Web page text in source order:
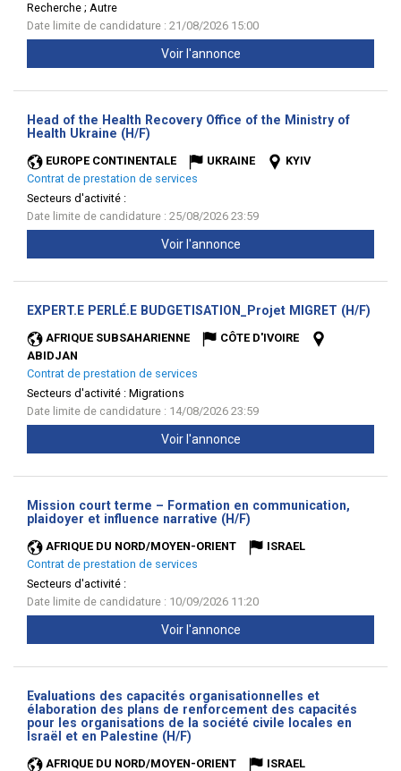
Recherche ; Autre
Date limite de candidature : 21/08/2026 15:00
Voir l'annonce
Head of the Health Recovery Office of the Ministry of
Health Ukraine (H/F)
EUROPE CONTINENTALE UKRAINE
KYIV
Contrat de prestation de services
Secteurs d'activité :
Date limite de candidature : 25/08/2026 23:59
Voir l'annonce
EXPERT.E PERLÉ.E BUDGETISATION_Projet MIGRET (H/F)
AFRIQUE SUBSAHARIENNE
CÔTE D'IVOIRE
ABIDJAN
Contrat de prestation de services
Secteurs d'activité : Migrations
Date limite de candidature : 14/08/2026 23:59
Voir l'annonce
Mission court terme – Formation en communication,
plaidoyer et influence narrative (H/F)
AFRIQUE DU NORD/MOYEN-ORIENT
ISRAEL
Contrat de prestation de services
Secteurs d'activité :
Date limite de candidature : 10/09/2026 11:20
Voir l'annonce
Evaluations des capacités organisationnelles et
élaboration des plans de renforcement des capacités
pour les organisations de la société civile locales en
Israël et en Palestine (H/F)
AFRIQUE DU NORD/MOYEN-ORIENT
ISRAEL